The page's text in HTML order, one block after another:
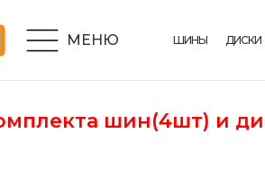
МЕНЮ ШИНЫ ДИСКИ
шин(4шт) и